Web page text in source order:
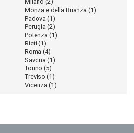
Milano (2)
Monza e della Brianza (1)
Padova (1)
Perugia (2)
Potenza (1)
Rieti (1)
Roma (4)
Savona (1)
Torino (5)
Treviso (1)
Vicenza (1)